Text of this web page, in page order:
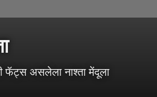
फॅट्स असलेला नाश्ता मेंदूला